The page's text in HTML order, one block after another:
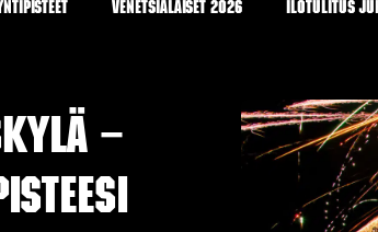
VENETSIALAISET 2026 ILOTULITUS
–